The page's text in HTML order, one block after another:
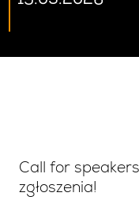
Call for
zgłoszenia!